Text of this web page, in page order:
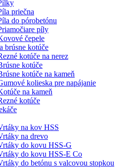
priečna
do pórobetónu
píly
čepele
brúsne kotúče
kotúče na nerez
kotúče
kotúče na kameň
kolieska pre napájanie
na kameň
kotúče
na kov HSS
na drevo
do kovu HSS-G
do kovu HSS-E Co
do betónu s valcovou stopkou